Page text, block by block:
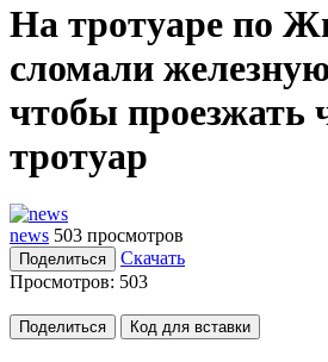
На тротуаре по
сломали
чтобы проезжать
тротуар
news 503 просмотров
Поделиться
Скачать
Просмотров: 503
Поделиться Код для вставки